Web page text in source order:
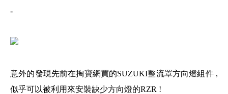
-
意外的發現先前在掏寶網買的SUZUKI整流罩方向燈組件 ,
似乎可以被利用來安裝缺少方向燈的RZR !